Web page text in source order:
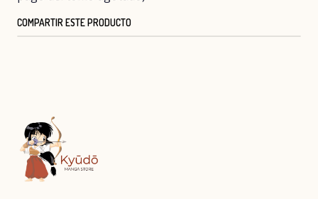
COMPARTIR ESTE PRODUCTO